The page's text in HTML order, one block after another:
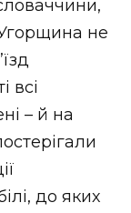
не
всі
– й на
до яких